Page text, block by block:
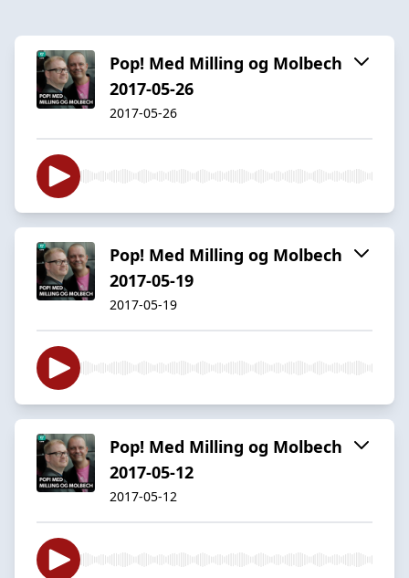
Pop! Med Milling og Molbech
2017-05-26
2017-05-26
Pop! Med Milling og Molbech
2017-05-19
2017-05-19
Pop! Med Milling og Molbech
2017-05-12
2017-05-12